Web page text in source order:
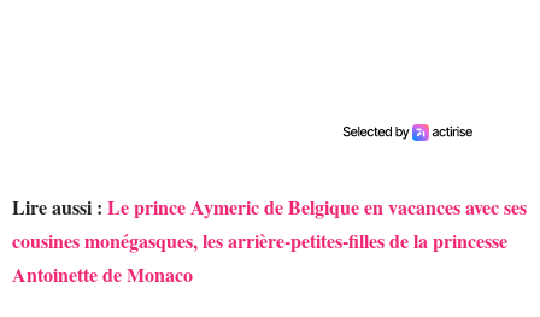
Lire aussi : Le prince Aymeric de Belgique en vacances avec ses
cousines monégasques, les arrière-petites-filles de la princesse
Antoinette de Monaco